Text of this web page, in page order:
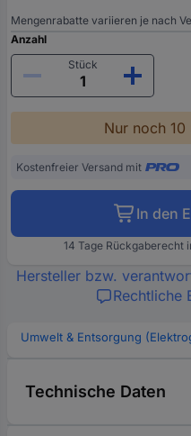
Mengenrabatte variieren je nach
Anzahl
Stück
Nur noch
Kostenfreier Versand mit
In den
14 Tage Rückgaberecht
Hersteller bzw.
Rechtliche
Umwelt & Entsorgung
Technische Daten